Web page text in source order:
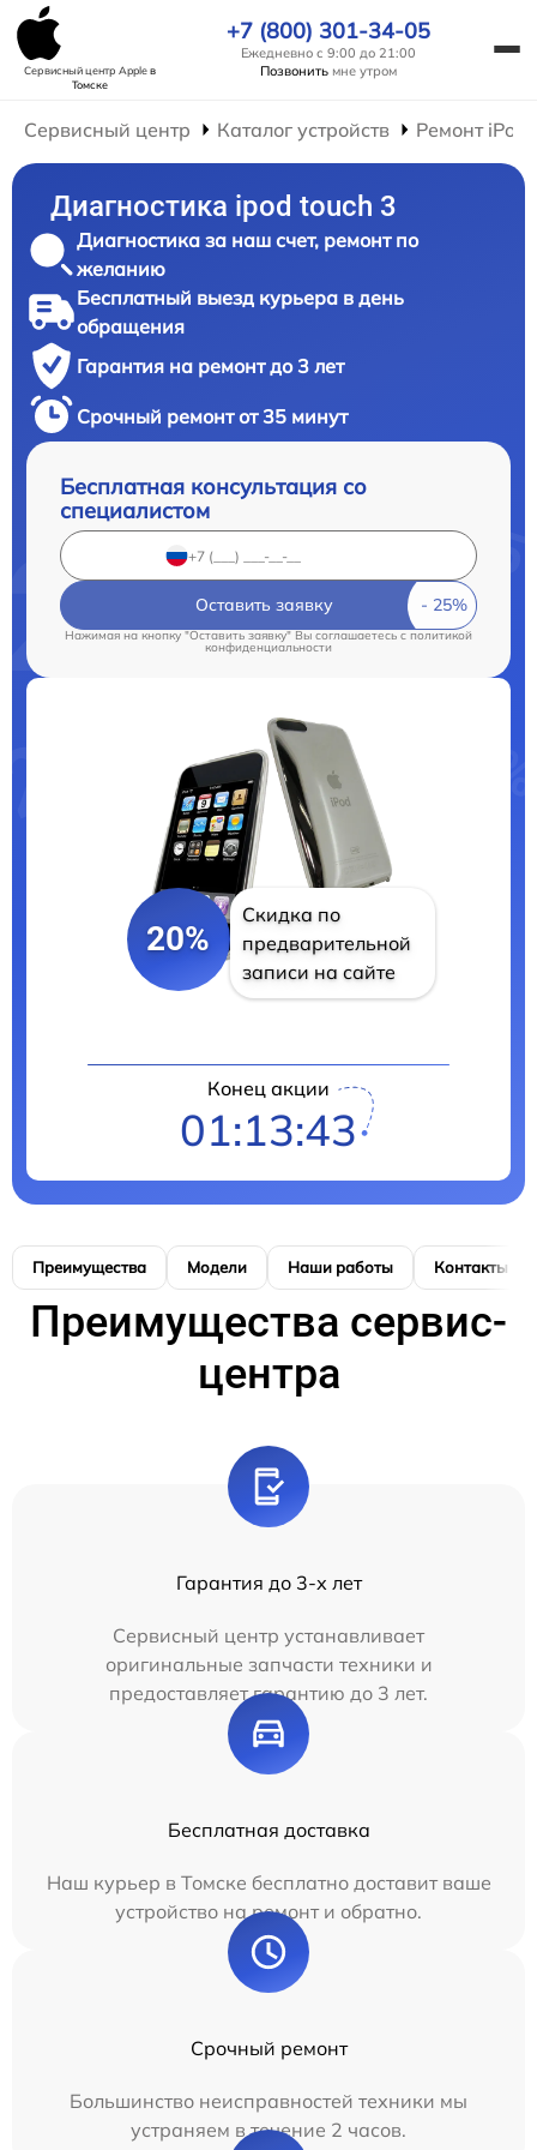
Сервисный центр Appleв
Томске
+7 (800) 301-34-05
Ежедневно с 9:00 до 21:00
Позвонить мне утром
Сервисный центр Каталог устройств Ремонт iPod
Диагностика ipod touch 3
Диагностика за наш счет, ремонт по
желанию
Бесплатный выезд курьера в день
обращения
Гарантия на ремонт до 3 лет
Срочный ремонт от 35 минут
Бесплатная консультация со
специалистом
Оставить заявку
Нажимая на кнопку "Оставить заявку" Вы соглашаетесь cполитикой
конфиденциальности
20%
Скидка по
предварительной
записи на сайте
Конец акции
01:13:41
Преимущества Модели Наши работы Контакты
Преимущества сервис-
центра
Гарантия до 3-х лет
Сервисный центр устанавливает
оригинальные запчасти техники и
предоставляет гарантию до 3 лет.
Бесплатная доставка
Наш курьер в Томске бесплатно доставит ваше
устройство на ремонт и обратно.
Срочный ремонт
Большинство неисправностей техники мы
устраняем в течение 2 часов.